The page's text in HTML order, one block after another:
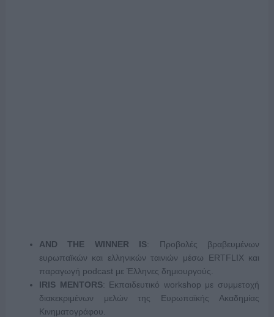
AND THE WINNER IS: Προβολές βραβευμένων
ευρωπαϊκών και ελληνικών ταινιών μέσω ERTFLIX και
παραγωγή podcast με Έλληνες δημιουργούς.
IRIS MENTORS: Εκπαιδευτικό workshop με συμμετοχή
διακεκριμένων μελών της Ευρωπαϊκής Ακαδημίας
Κινηματογράφου.